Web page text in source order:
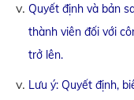
Quyết định và bản
thành viên đối với
trở lên.
Lưu ý: Quyết định,